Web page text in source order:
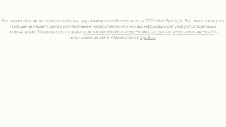
Все наименования, логотипы и торговые марки являются собственностью ООО «Май-Брендс». Все права защищены.
Посещение нашего сайта и использование предоставленной на нем информации регулируются правовыми
положениями. Ознакомьтесь с нашимиполитиками обработки персональных данных, использования cookieи
использования сайта. Разработано вSputniki